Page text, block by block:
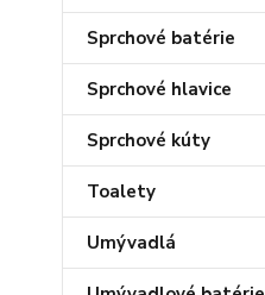
Sprchové batérie
Sprchové hlavice
Sprchové kúty
Toalety
Umývadlá